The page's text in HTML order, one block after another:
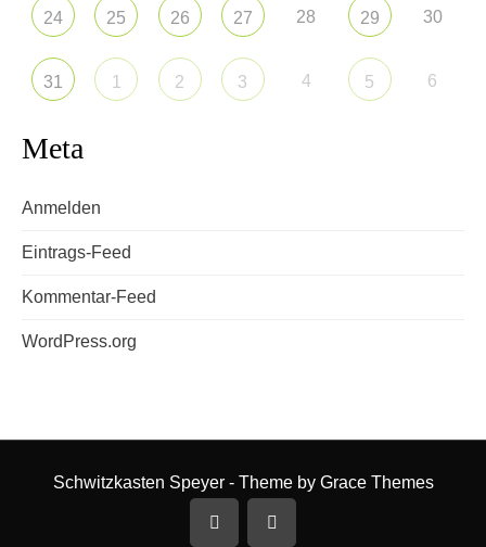
24 25 26 27 28 29 30
31 1 2 3 4 5 6
Meta
Anmelden
Eintrags-Feed
Kommentar-Feed
WordPress.org
Schwitzkasten Speyer - Theme by Grace Themes